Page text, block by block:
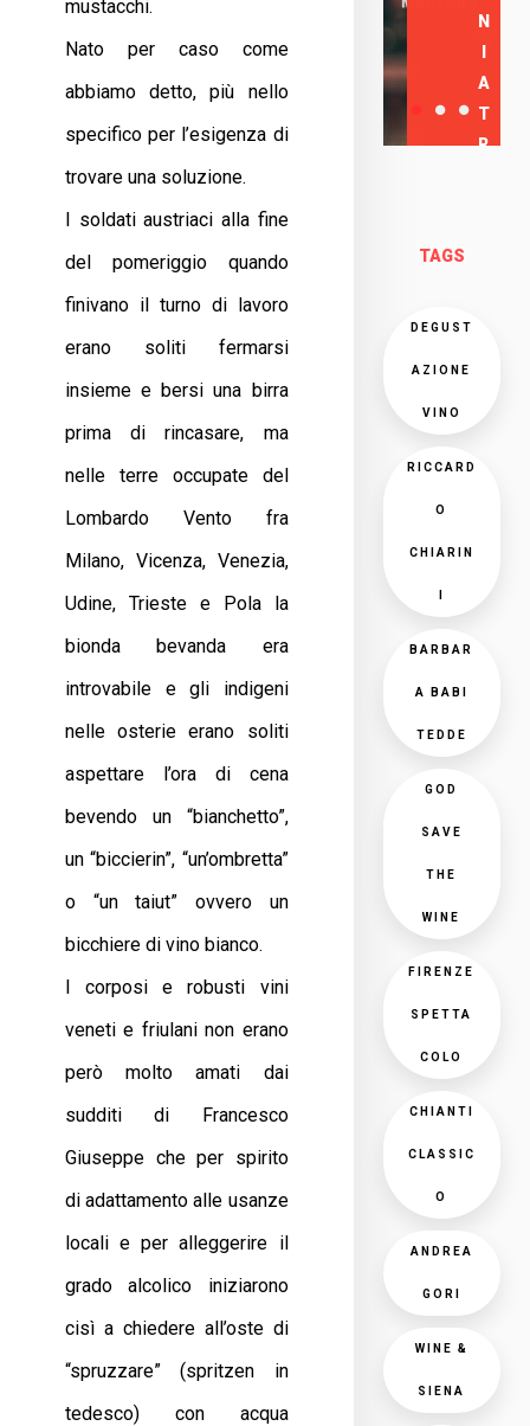
mustacchi.
Nato per caso come
abbiamo detto, più nello
specifico per l’esigenza di
trovare una soluzione.
I soldati austriaci alla fine
del pomeriggio quando
finivano il turno di lavoro
erano soliti fermarsi
insieme e bersi una birra
prima di rincasare, ma
nelle terre occupate del
Lombardo Vento fra
Milano, Vicenza, Venezia,
Udine, Trieste e Pola la
bionda bevanda era
introvabile e gli indigeni
nelle osterie erano soliti
aspettare l’ora di cena
bevendo un “bianchetto”,
un “biccierin”, “un’ombretta”
o “un taiut” ovvero un
bicchiere di vino bianco.
I corposi e robusti vini
veneti e friulani non erano
però molto amati dai
sudditi di Francesco
Giuseppe che per spirito
di adattamento alle usanze
locali e per alleggerire il
grado alcolico iniziarono
cisì a chiedere all’oste di
“spruzzare” (spritzen in
tedesco) con acqua
N
A
T
R
TAGS
DEGUST
AZIONE
VINO
RICCARD
O
CHIARIN
BARBAR
A BABI
TEDDE
GOD
SAVE
THE
WINE
FIRENZE
SPETTA
COLO
CHIANTI
CLASSIC
O
ANDREA
GORI
WINE &
SIENA